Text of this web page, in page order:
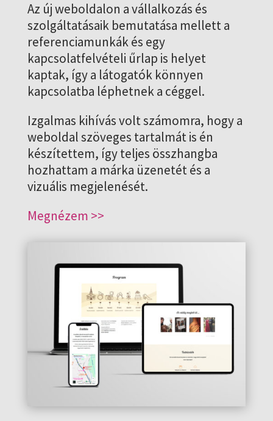
Az új weboldalon a vállalkozás és
szolgáltatásaik bemutatása mellett a
referenciamunkák és egy
kapcsolatfelvételi űrlap is helyet
kaptak, így a látogatók könnyen
kapcsolatba léphetnek a céggel.
Izgalmas kihívás volt számomra, hogy a
weboldal szöveges tartalmát is én
készítettem, így teljes összhangba
hozhattam a márka üzenetét és a
vizuális megjelenését.
Megnézem >>